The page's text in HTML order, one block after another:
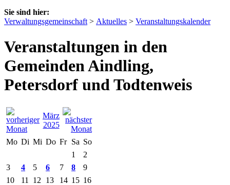
Sie sind hier:
Verwaltungsgemeinschaft > Aktuelles > Veranstaltungskalender
Veranstaltungen in den
Gemeinden Aindling,
Petersdorf und Todtenweis
März
2025
Mo Di Mi Do Fr Sa So
1
2
3
4 5 6 7 8
9
10
11 12 13 14 15 16